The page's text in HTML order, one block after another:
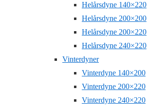
Helårsdyne 140×220
Helårsdyne 200×200
Helårsdyne 200×220
Helårsdyne 240×220
Vinterdyner
Vinterdyne 140×200
Vinterdyne 200×220
Vinterdyne 240×220